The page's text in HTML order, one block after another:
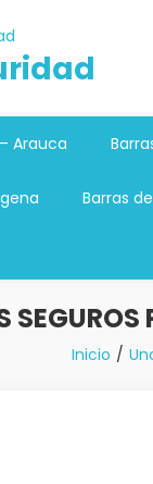
Arauca
Barras
Inicio